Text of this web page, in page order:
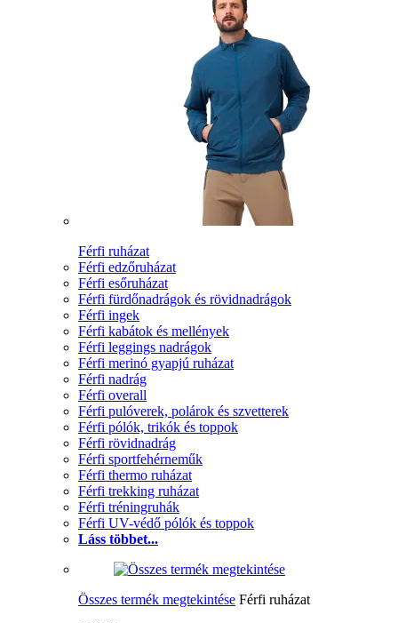
Férfi ruházat
Férfi edzőruházat
Férfi esőruházat
Férfi fürdőnadrágok és rövidnadrágok
Férfi ingek
Férfi kabátok és mellények
Férfi leggings nadrágok
Férfi merinó gyapjú ruházat
Férfi nadrág
Férfi overall
Férfi pulóverek, polárok és szvetterek
Férfi pólók, trikók és toppok
Férfi rövidnadrág
Férfi sportfehérneműk
Férfi thermo ruházat
Férfi trekking ruházat
Férfi tréningruhák
Férfi UV-védő pólók és toppok
Láss többet...
Összes termék megtekintése Férfi ruházat